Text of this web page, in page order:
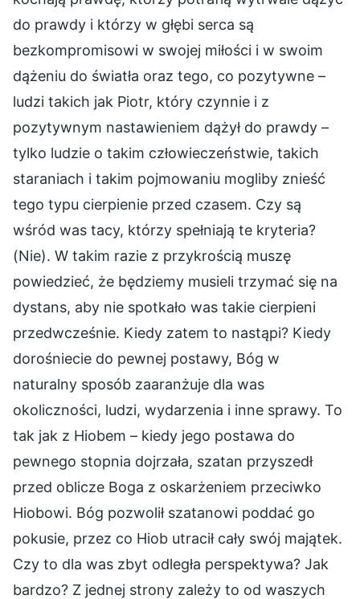
do prawdy i którzy w głębi serca są
bezkompromisowi w swojej miłości i w swoim
dążeniu do światła oraz tego, co pozytywne –
ludzi takich jak Piotr, który czynnie i z
pozytywnym nastawieniem dążył do prawdy –
tylko ludzie o takim człowieczeństwie, takich
staraniach i takim pojmowaniu mogliby znieść
tego typu cierpienie przed czasem. Czy są
wśród was tacy, którzy spełniają te kryteria?
(Nie). W takim razie z przykrością muszę
powiedzieć, że będziemy musieli trzymać się na
dystans, aby nie spotkało was takie cierpieni
przedwcześnie. Kiedy zatem to nastąpi? Kiedy
dorośniecie do pewnej postawy, Bóg w
naturalny sposób zaaranżuje dla was
okoliczności, ludzi, wydarzenia i inne sprawy. To
tak jak z Hiobem – kiedy jego postawa do
pewnego stopnia dojrzała, szatan przyszedł
przed oblicze Boga z oskarżeniem przeciwko
Hiobowi. Bóg pozwolił szatanowi poddać go
pokusie, przez co Hiob utracił cały swój majątek.
Czy to dla was zbyt odległa perspektywa? Jak
bardzo? Z jednej strony zależy to od waszych